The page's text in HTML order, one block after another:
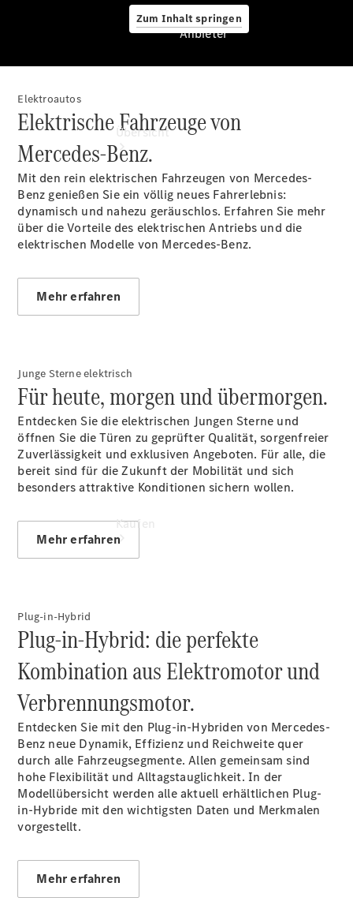
Zum Inhalt springen
Übersicht
Ansprechpartner
finden
Kaufen
Übersicht
Junge
Sterne
Junge
Sterne -
elektrisch
Mercedes-
Benz
Online
Store
Mercedes
beim
Gebrauchtwagenkauf
Anbieter
Elektroautos
Elektrische Fahrzeuge von
Mercedes-Benz.
Mit den rein elektrischen Fahrzeugen von Mercedes-
Benz genießen Sie ein völlig neues Fahrerlebnis:
dynamisch und nahezu geräuschlos. Erfahren Sie mehr
über die Vorteile des elektrischen Antriebs und die
elektrischen Modelle von Mercedes-Benz.
Mehr erfahren
Junge Sterne elektrisch
Für heute, morgen und übermorgen.
Entdecken Sie die elektrischen Jungen Sterne und
öffnen Sie die Türen zu geprüfter Qualität, sorgenfreier
Zuverlässigkeit und exklusiven Angeboten. Für alle, die
bereit sind für die Zukunft der Mobilität und sich
besonders attraktive Konditionen sichern wollen.
Mehr erfahren
Plug-in-Hybrid
Plug-in-Hybrid: die perfekte
Kombination aus Elektromotor und
Verbrennungsmotor.
Entdecken Sie mit den Plug-in-Hybriden von Mercedes-
Benz neue Dynamik, Effizienz und Reichweite quer
durch alle Fahrzeugsegmente. Allen gemeinsam sind
hohe Flexibilität und Alltagstauglichkeit. In der
Modellübersicht werden alle aktuell erhältlichen Plug-
in-Hybride mit den wichtigsten Daten und Merkmalen
vorgestellt.
Mehr erfahren